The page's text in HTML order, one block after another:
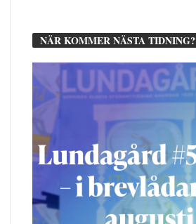
NÄR KOMMER NÄSTA TIDNING?